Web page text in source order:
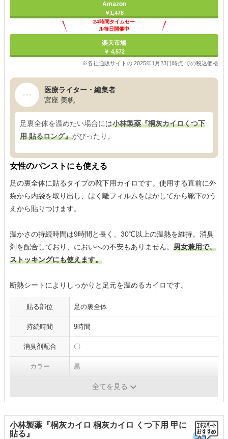
Amazon
￥1,478
24時間タイムセー
ル毎日開催中
楽天市場
￥ 4,572
※各社通販サイトの 2025年1月23日時点 での税込価格
医療ライター・編集者
宮座 美帆
足裏全体を温めたい場合には小林製薬『桐灰カイロくつ下
用 貼るロング』がぴったり。
女性のパンストにも使える
足の裏全体に貼るタイプの靴下用カイロです。使用する直前に外
袋から内袋を取り出し、はく離フィルムをはがしてから靴下のう
えから貼りつけます。
温かさの持続時間は9時間と長く、30℃以上の温熱を維持。消臭
剤を配合しており、においへの不安もありません。 男女兼用で、
ストッキングにも使えます。
断熱シートによりしっかりと足元を温めるカイロです。
貼る部位 足の裏全体
持続時間 9時間
消臭剤配合 〇
カラー 黒
3足（6枚）全てを見る
小林製薬『桐灰カイロ 桐灰カイロ くつ下用 甲に
貼る』